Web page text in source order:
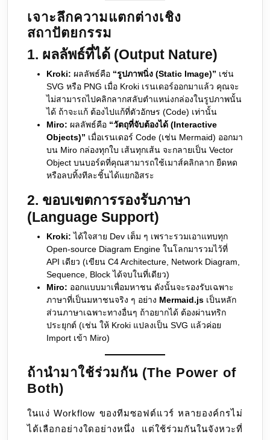
เจาะลึกความแตกต่างเชิง
สถาปัตยกรรม
1. ผลลัพธ์ที่ได้ (Output Nature)
Kroki: ผลลัพธ์คือ “รูปภาพนิ่ง (Static Image)” เช่น
SVG หรือ PNG เมื่อ Kroki เรนเดอร์ออกมาแล้ว คุณจะ
ไม่สามารถไปคลิกลากสลับตำแหน่งกล่องในรูปภาพนั้น
ได้ ถ้าจะแก้ ต้องไปแก้ที่ตัวอักษร (Code) เท่านั้น
Miro: ผลลัพธ์คือ “วัตถุที่จับต้องได้ (Interactive
Objects)” เมื่อเรนเดอร์ Code (เช่น Mermaid) ออกมา
บน Miro กล่องทุกใบ เส้นทุกเส้น จะกลายเป็น Vector
Object บนบอร์ดที่คุณสามารถใช้เมาส์คลิกลาก ยืดหด
หรือลบทิ้งทีละชิ้นได้แยกอิสระ
2. ขอบเขตการรองรับภาษา
(Language Support)
Kroki: ได้ใจสาย Dev เต็ม ๆ เพราะรวมเอาแทบทุก
Open-source Diagram Engine ในโลกมารวมไว้ที่
API เดียว (เขียน C4 Architecture, Network Diagram,
Sequence, Block ได้จบในที่เดียว)
Miro: ออกแบบมาเพื่อมหาชน ดังนั้นจะรองรับเฉพาะ
ภาษาที่เป็นมหาชนจริง ๆ อย่าง Mermaid.js เป็นหลัก
ส่วนภาษาเฉพาะทางอื่นๆ ถ้าอยากได้ ต้องผ่านทริก
ประยุกต์ (เช่น ให้ Kroki แปลงเป็น SVG แล้วค่อย
Import เข้า Miro)
ถ้านำมาใช้ร่วมกัน (The Power of
Both)
ในแง่ Workflow ของทีมซอฟต์แวร์ หลายองค์กรไม่
ได้เลือกอย่างใดอย่างหนึ่ง แต่ใช้ร่วมกันในจังหวะที่